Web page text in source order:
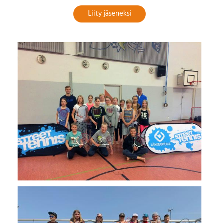
Liity jäseneksi